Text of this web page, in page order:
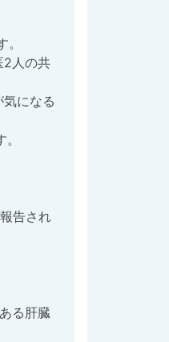
2人の共
になる
告され
る肝臓